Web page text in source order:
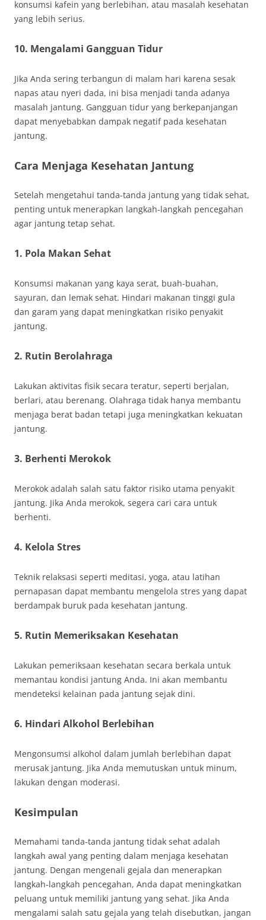
konsumsi kafein yang berlebihan, atau masalah kesehatan
yang lebih serius.
10. Mengalami Gangguan Tidur
Jika Anda sering terbangun di malam hari karena sesak
napas atau nyeri dada, ini bisa menjadi tanda adanya
masalah jantung. Gangguan tidur yang berkepanjangan
dapat menyebabkan dampak negatif pada kesehatan
jantung.
Cara Menjaga Kesehatan Jantung
Setelah mengetahui tanda-tanda jantung yang tidak sehat,
penting untuk menerapkan langkah-langkah pencegahan
agar jantung tetap sehat.
1. Pola Makan Sehat
Konsumsi makanan yang kaya serat, buah-buahan,
sayuran, dan lemak sehat. Hindari makanan tinggi gula
dan garam yang dapat meningkatkan risiko penyakit
jantung.
2. Rutin Berolahraga
Lakukan aktivitas fisik secara teratur, seperti berjalan,
berlari, atau berenang. Olahraga tidak hanya membantu
menjaga berat badan tetapi juga meningkatkan kekuatan
jantung.
3. Berhenti Merokok
Merokok adalah salah satu faktor risiko utama penyakit
jantung. Jika Anda merokok, segera cari cara untuk
berhenti.
4. Kelola Stres
Teknik relaksasi seperti meditasi, yoga, atau latihan
pernapasan dapat membantu mengelola stres yang dapat
berdampak buruk pada kesehatan jantung.
5. Rutin Memeriksakan Kesehatan
Lakukan pemeriksaan kesehatan secara berkala untuk
memantau kondisi jantung Anda. Ini akan membantu
mendeteksi kelainan pada jantung sejak dini.
6. Hindari Alkohol Berlebihan
Mengonsumsi alkohol dalam jumlah berlebihan dapat
merusak jantung. Jika Anda memutuskan untuk minum,
lakukan dengan moderasi.
Kesimpulan
Memahami tanda-tanda jantung tidak sehat adalah
langkah awal yang penting dalam menjaga kesehatan
jantung. Dengan mengenali gejala dan menerapkan
langkah-langkah pencegahan, Anda dapat meningkatkan
peluang untuk memiliki jantung yang sehat. Jika Anda
mengalami salah satu gejala yang telah disebutkan, jangan